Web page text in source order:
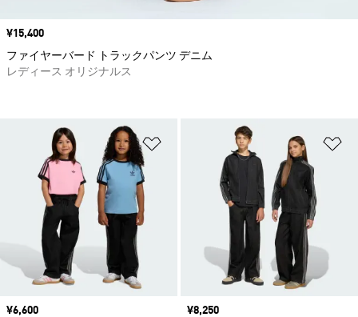
ほしいものリストに追加
価格
¥6,600
価格
¥8,250
価格
¥15,400
ファイヤーバード トラックパンツ デニム
レディース オリジナルス